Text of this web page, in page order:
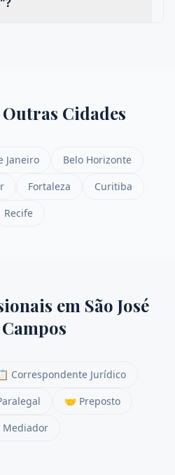
Cidades
Janeiro
Belo Horizonte
Fortaleza
Curitiba
Recife
em São José
Correspondente Jurídico
🤝 Preposto
Mediador